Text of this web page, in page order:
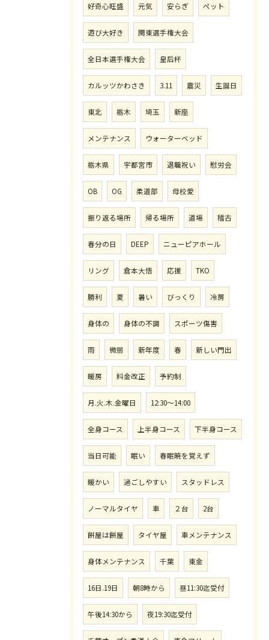
好奇心旺盛 元気 安らぎ ペット
遊び大好き 関東選手権大会
全日本選手権大会 皇后杯
カルッツかわさき 3.11 震災 生誕日
東北 栃木 埼玉 新座
メンテナンス ウォーターベッド
栃木県 宇都宮市 退職祝い 慰労会
OB OG 柔道部 母校愛
振り返る場所 帰る場所 道場 稽古
春分の日 DEEP ニューピアホール
リング 倉本大悟 応援 TKO
勝利 夏 暑い びっくり 冷房
身体の 身体の不調 スポーツ傷害
雨 微弱 新年度 春 新しい門出
暖房 料金改正 予約制
月.火.木.金曜日 12:30〜14:00
全身コース 上半身コース 下半身コース
当日可能 眠い 春眠暁を覚えず
暖かい 過ごしやすい スタッドレス
ノーマルタイヤ 車 ２台 2台
餅屋は餅屋 タイヤ屋 車メンテナンス
身体メンテナンス 千葉 東金
16日.19日 朝8時から 昼11:30迄受付
午後14:30から 夜19:30迄受付